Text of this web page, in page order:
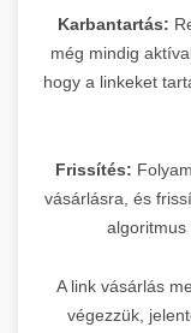
Karbantartás:
még mindig
hogy a linkeket
Frissítés:
vásárlásra, és
algoritmus
A link vásárlás
végezzük,